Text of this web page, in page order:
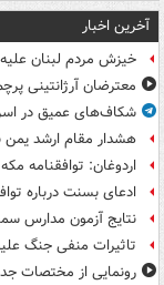
آخرین اخبار
خیزش مردم لبنان
معترضان آرژانتینی
شکاف‌های عمیق در
هشدار مقام ارشد
اردوغان: توافقنامه
ادعای بسنت درباره
نتایج آزمون مدارس
تاثیرات منفی جنگ علیه
رونمایی از مختصات